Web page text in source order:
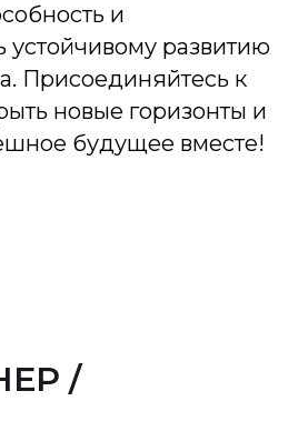
и
устойчивому развитию
Присоединяйтесь к
новые горизонты и
будущее вместе!
/